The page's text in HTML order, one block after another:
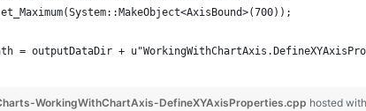
= outputDataDir +
WorkingWithChartAxis-DefineXYAxisProperties.cpp hosted